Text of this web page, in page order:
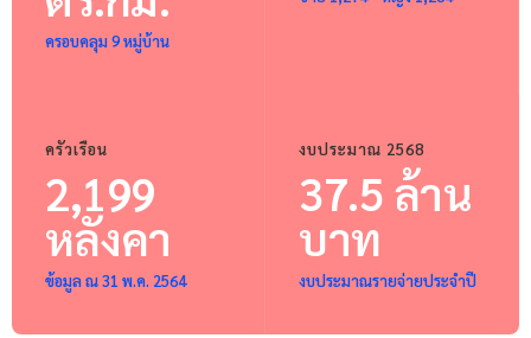
ครอบคลุม 9 หมู่บ้าน
ครัวเรือน
2,199
หลังคา
ข้อมูล ณ 31 พ.ค. 2564
งบประมาณ 2568
37.5 ล้าน
บาท
งบประมาณรายจ่ายประจำปี